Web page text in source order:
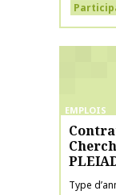
EMPLOIS
Type